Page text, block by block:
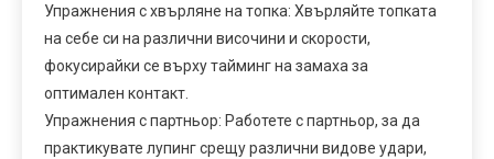
Упражнения с хвърляне на топка: Хвърляйте топката
на себе си на различни височини и скорости,
фокусирайки се върху тайминг на замаха за
оптимален контакт.
Упражнения с партньор: Работете с партньор, за да
практикувате лупинг срещу различни видове удари,